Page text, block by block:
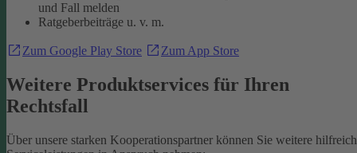
und Fall melden
Ratgeberbeiträge u. v. m.
Zum Google Play Store Zum App Store
Weitere Produktservices für Ihren
Rechtsfall
Über unsere starken Kooperationspartner können Sie weitere